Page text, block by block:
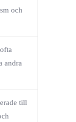
och
andra
till